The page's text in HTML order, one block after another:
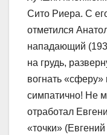
Сито Риера. С
отметился
нападающий
на грудь,
вогнать «сферу»
симпатично! Не
отработал
«точки»